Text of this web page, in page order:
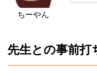
ちーやん
先生との事前打